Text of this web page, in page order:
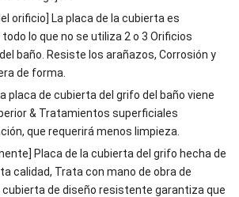
orificio] La placa de la cubierta es
lo que no se utiliza 2 o 3 Orificios
baño. Resiste los arañazos, Corrosión y
de forma.
placa de cubierta del grifo del baño viene
& Tratamientos superficiales
que requerirá menos limpieza.
Placa de la cubierta del grifo hecha de
calidad, Trata con mano de obra de
cubierta de diseño resistente garantiza que